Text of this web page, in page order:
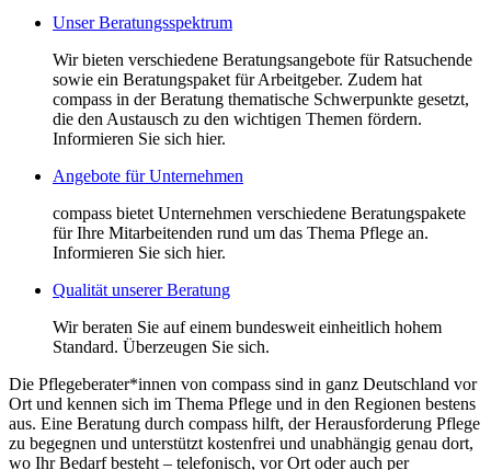
Unser Beratungsspektrum
Wir bieten verschiedene Beratungsangebote für Ratsuchende
sowie ein Beratungspaket für Arbeitgeber. Zudem hat
compass in der Beratung thematische Schwerpunkte gesetzt,
die den Austausch zu den wichtigen Themen fördern.
Informieren Sie sich hier.
Angebote für Unternehmen
compass bietet Unternehmen verschiedene Beratungspakete
für Ihre Mitarbeitenden rund um das Thema Pflege an.
Informieren Sie sich hier.
Qualität unserer Beratung
Wir beraten Sie auf einem bundesweit einheitlich hohem
Standard. Überzeugen Sie sich.
Die Pflegeberater*innen von compass sind in ganz Deutschland vor
Ort und kennen sich im Thema Pflege und in den Regionen bestens
aus. Eine Beratung durch compass hilft, der Herausforderung Pflege
zu begegnen und unterstützt kostenfrei und unabhängig genau dort,
wo Ihr Bedarf besteht – telefonisch, vor Ort oder auch per